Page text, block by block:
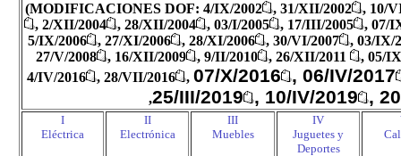
(MODIFICACIONES DOF: 4/IX/2002 , 31/XII/2002
, 10/
, 2/XII/2004
, 28/XII/2004 , 03/I/2005 , 17/III/2005
, 07/
5/IX/2006
, 27/XI/2006 , 28/XI/2006 , 30/VI/2007
, 03/IX/
27/V/2008
, 16/XII/2009 , 9/II/2010 , 26/XII/2011 , 05/
4/IV/2016
, 28/VII/2016 , 07/X/2016 , 06/IV/2017
,25/III/2019 , 10/IV/2019 ,
I
Eléctrica
II
Electrónica
III
Muebles
IV
Juguetes y
Deportes